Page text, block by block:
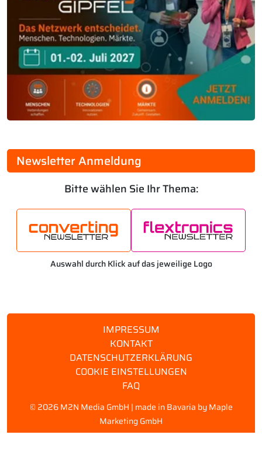
Newsletter Anmeldung
Bitte wählen Sie Ihr Thema:
Auswahl durch Klick auf das jeweilige Logo
IMPRESSUM
KONTAKT
DATENSCHUTZERKLÄRUNG
COOKIE EINSTELLUNGEN
FAQ
© 2026 M2N Media GmbH | made in Bavaria byMaple
Marketing GmbH